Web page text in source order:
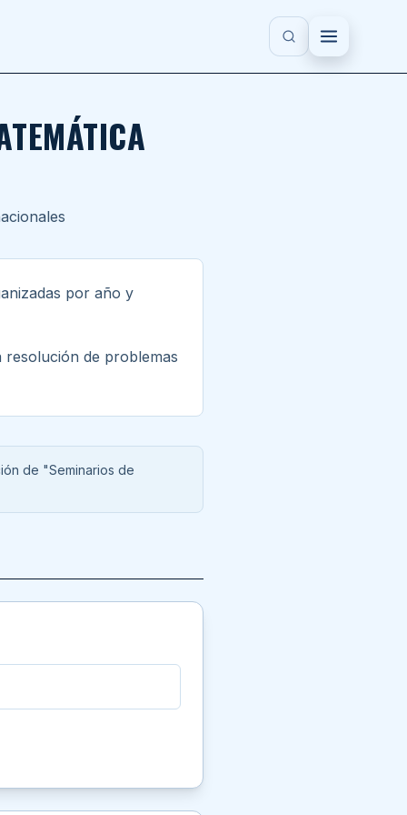
por año y
resolución de problemas
de "Seminarios de